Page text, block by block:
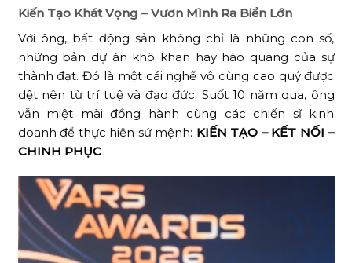
Kiến Tạo Khát Vọng – Vươn Mình Ra Biển Lớn
Với ông, bất động sản không chỉ là những con số,
những bản dự án khô khan hay hào quang của sự
thành đạt. Đó là một cái nghề vô cùng cao quý được
dệt nên từ trí tuệ và đạo đức. Suốt 10 năm qua, ông
vẫn miệt mài đồng hành cùng các chiến sĩ kinh
doanh để thực hiện sứ mệnh: KIẾN TẠO – KẾT NỐI –
CHINH PHỤC